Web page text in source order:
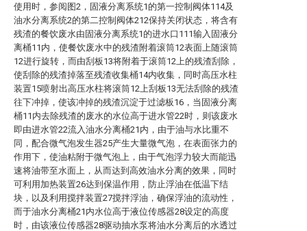
使用时，参阅图2，固液分离系统1的第一控制阀体114及
油水分离系统2的第二控制阀体212保持关闭状态，将含有
残渣的餐饮废水由固液分离系统1的进水口111输入固液分
离桶11内，使餐饮废水中的残渣附着滚筒12表面上随滚筒
12进行旋转，而由刮板13将附着于滚筒12上的残渣刮除，
使刮除的残渣掉落至残渣收集桶14内收集，同时高压水柱
装置15喷射出高压水柱将滚筒12上刮板13无法刮除的残渣
往下冲掉，使该冲掉的残渣沉淀于过滤板16，当固液分离
桶11内去除残渣的废水的水位高于进水管22时，则该废水
即由进水管22流入油水分离桶21内，由于油与水比重不
同，配合微气泡发生器25产生大量微气泡，在表面张力的
作用下，使油粘附于微气泡上，由于气泡浮力较大而能迅
速将油带至水面上，从而达到高效油水分离的效果，同时
可利用加热装置26达到保温作用，防止浮油在低温下结
块，以及利用搅拌装置27搅拌浮油，确保浮油的流动性，
而于油水分离桶21内水位高于液位传感器28设定的高度
时，由该液位传感器28驱动抽水泵将油水分离后的水透过